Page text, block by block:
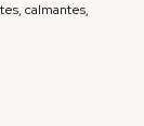
calmantes,